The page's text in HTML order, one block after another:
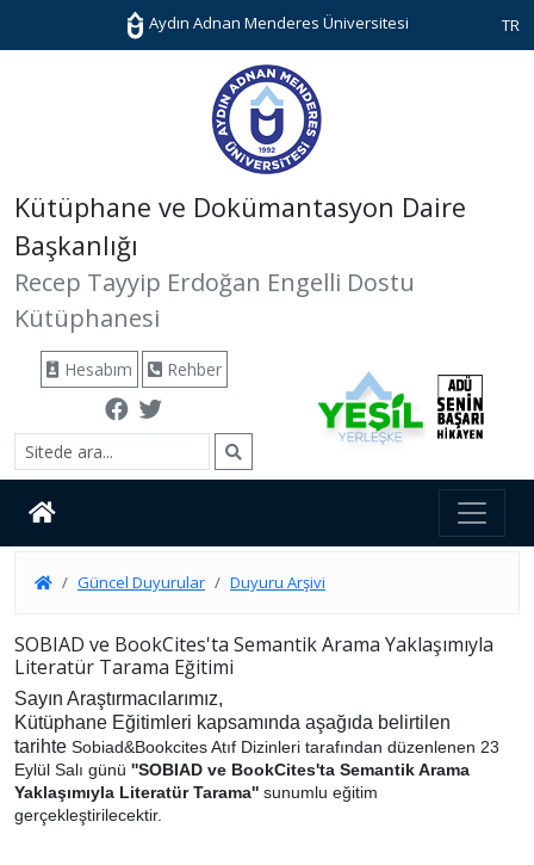
Aydın Adnan Menderes Üniversitesi TR
Kütüphane ve Dokümantasyon Daire
Başkanlığı
Recep Tayyip Erdoğan Engelli Dostu
Kütüphanesi
Hesabım Rehber
Güncel Duyurular Duyuru Arşivi
SOBIAD ve BookCites'ta Semantik Arama Yaklaşımıyla
Literatür Tarama Eğitimi
Sayın Araştırmacılarımız,
Kütüphane Eğitimleri kapsamında aşağıda belirtilen
tarihte Sobiad&Bookcites Atıf Dizinleri tarafından düzenlenen 23
Eylül Salı günü ''SOBIAD ve BookCites'ta Semantik Arama
Yaklaşımıyla Literatür Tarama'' sunumlu eğitim
gerçekleştirilecektir.